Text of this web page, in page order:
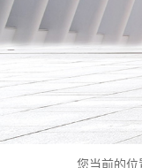
您当前的位